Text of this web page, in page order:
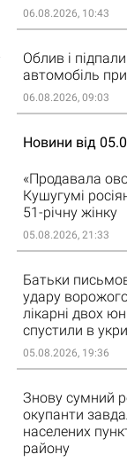
06.08.2026, 10:43
Облив і
автомобіль
06.08.2026, 09:03
Новини від
«Продавала
Кушугумі
51-річну жінку
05.08.2026, 21:33
Батьки
удару
лікарні двох
спустили в
05.08.2026, 19:36
Знову сумний
окупанти
населених
району